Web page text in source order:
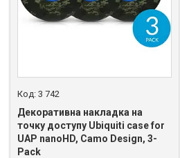
3 742
Декоративна накладка на
точку доступу Ubiquiti case for
UAP nanoHD, Camo Design, 3-
Pack